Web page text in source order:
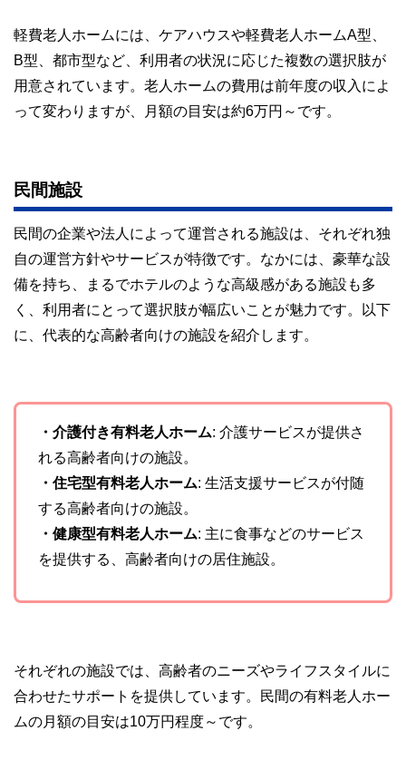
軽費老人ホームには、ケアハウスや軽費老人ホームA型、
B型、都市型など、利用者の状況に応じた複数の選択肢が
用意されています。老人ホームの費用は前年度の収入によ
って変わりますが、月額の目安は約6万円～です。
民間施設
民間の企業や法人によって運営される施設は、それぞれ独
自の運営方針やサービスが特徴です。なかには、豪華な設
備を持ち、まるでホテルのような高級感がある施設も多
く、利用者にとって選択肢が幅広いことが魅力です。以下
に、代表的な高齢者向けの施設を紹介します。
・介護付き有料老人ホーム: 介護サービスが提供さ
れる高齢者向けの施設。
・住宅型有料老人ホーム: 生活支援サービスが付随
する高齢者向けの施設。
・健康型有料老人ホーム: 主に食事などのサービス
を提供する、高齢者向けの居住施設。
それぞれの施設では、高齢者のニーズやライフスタイルに
合わせたサポートを提供しています。民間の有料老人ホー
ムの月額の目安は10万円程度～です。